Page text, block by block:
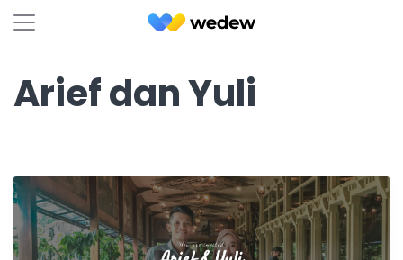
Arief dan Yuli